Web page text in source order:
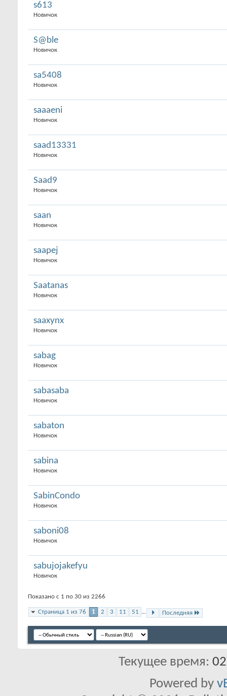
s613
Новичок
S@ble
Новичок
sa5408
Новичок
saaaeni
Новичок
saad13331
Новичок
Saad9
Новичок
saan
Новичок
saapej
Новичок
Saatanas
Новичок
saaxynx
Новичок
sabag
Новичок
sabasaba
Новичок
sabaton
Новичок
sabina
Новичок
SabinCondo
Новичок
saboni08
Новичок
sabujojakefyu
Новичок
Показано с 1 по 30 из 2266
Страница 1 из 76 1 2 3 11 51 ... Последняя
Текущее время:
Powered by